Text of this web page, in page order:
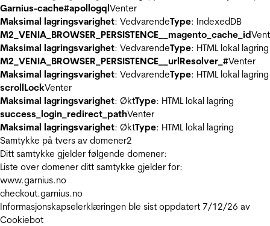
Garnius-cache#apollogqlVenter
Maksimal lagringsvarighet: VedvarendeType: IndexedDB
M2_VENIA_BROWSER_PERSISTENCE__magento_cache_id
Maksimal lagringsvarighet: VedvarendeType: HTML lokal lagring
M2_VENIA_BROWSER_PERSISTENCE__urlResolver_#Venter
Maksimal lagringsvarighet: VedvarendeType: HTML lokal lagring
scrollLockVenter
Maksimal lagringsvarighet: ØktType: HTML lokal lagring
success_login_redirect_pathVenter
Maksimal lagringsvarighet: ØktType: HTML lokal lagring
Samtykke på tvers av domener2
Ditt samtykke gjelder følgende domener:
Liste over domener ditt samtykke gjelder for:
www.garnius.no
checkout.garnius.no
Informasjonskapselerklæringen ble sist oppdatert 7/12/26 av
Cookiebot